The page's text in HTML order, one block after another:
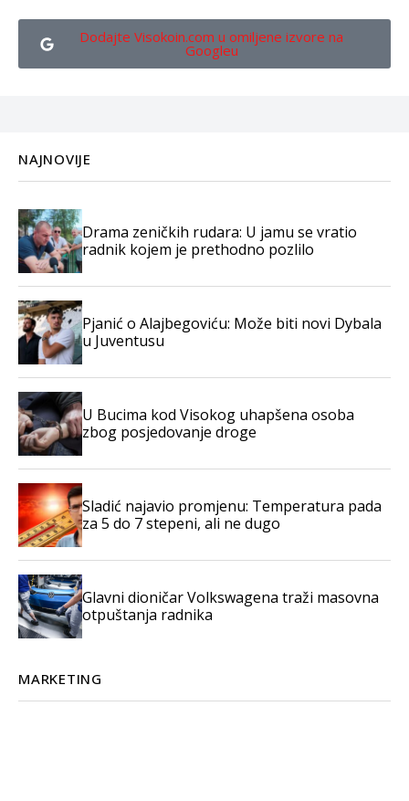
Dodajte Visokoin.com u omiljene izvore na
Googleu
NAJNOVIJE
Drama zeničkih rudara: U jamu se vratio
radnik kojem je prethodno pozlilo
Pjanić o Alajbegoviću: Može biti novi Dybala
u Juventusu
U Bucima kod Visokog uhapšena osoba
zbog posjedovanje droge
Sladić najavio promjenu: Temperatura pada
za 5 do 7 stepeni, ali ne dugo
Glavni dioničar Volkswagena traži masovna
otpuštanja radnika
MARKETING